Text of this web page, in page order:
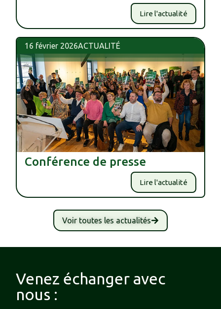
Lire l'actualité
16 février 2026ACTUALITÉ
Conférence de presse
Lire l'actualité
Voir toutes les actualités
Venez échanger avec
nous :